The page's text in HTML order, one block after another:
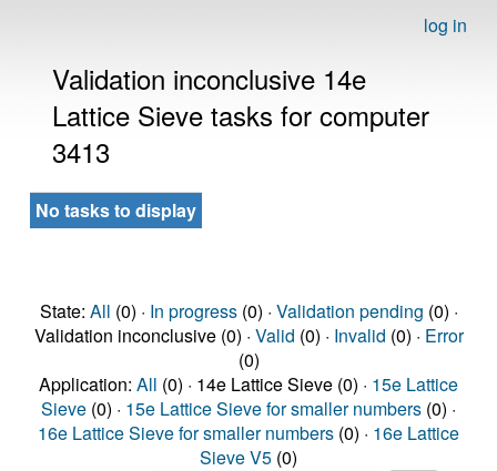
log in
Validation inconclusive 14e
Lattice Sieve tasks for computer
3413
No tasks to display
State: All (0) · In progress(0) · Validation pending (0) ·
Validation inconclusive (0) · Valid (0) · Invalid (0) · Error
(0)
Application: All (0) · 14e Lattice Sieve (0) · 15e Lattice
Sieve (0) · 15e Lattice Sieve for smaller numbers (0) ·
16e Lattice Sieve for smaller numbers (0) · 16e Lattice
Sieve V5 (0)